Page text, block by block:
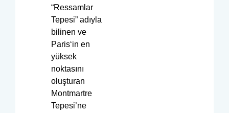
“Ressamlar
Tepesi” adıyla
bilinen ve
Paris‘in en
yüksek
noktasını
oluşturan
Montmartre
Tepesi’ne